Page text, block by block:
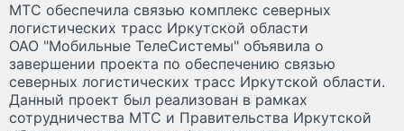
МТС обеспечила связью комплекс северных
логистических трасс Иркутской области
ОАО "Мобильные ТелеСистемы" объявила о
завершении проекта по обеспечению связью
северных логистических трасс Иркутской области.
Данный проект был реализован в рамках
сотрудничества МТС и Правительства Иркутской